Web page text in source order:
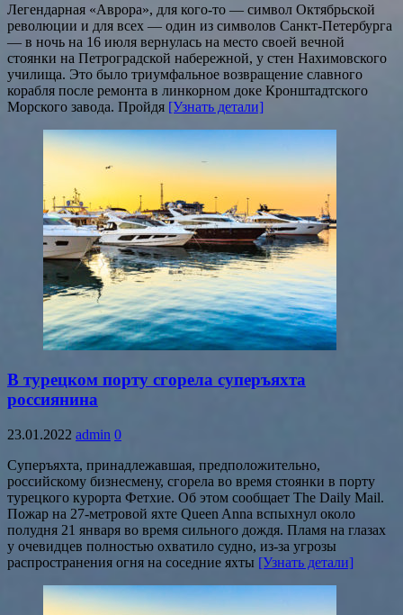
Легендарная «Аврора», для кого-то — символ Октябрьской
революции и для всех — один из символов Санкт-Петербурга
— в ночь на 16 июля вернулась на место своей вечной
стоянки на Петроградской набережной, у стен Нахимовского
училища. Это было триумфальное возвращение славного
корабля после ремонта в линкорном доке Кронштадтского
Морского завода. Пройдя [Узнать детали]
В турецком порту сгорела суперъяхта
россиянина
23.01.2022 admin 0
Суперъяхта, принадлежавшая, предположительно,
российскому бизнесмену, сгорела во время стоянки в порту
турецкого курорта Фетхие. Об этом сообщает The Daily Mail.
Пожар на 27-метровой яхте Queen Anna вспыхнул около
полудня 21 января во время сильного дождя. Пламя на глазах
у очевидцев полностью охватило судно, из-за угрозы
распространения огня на соседние яхты [Узнать детали]